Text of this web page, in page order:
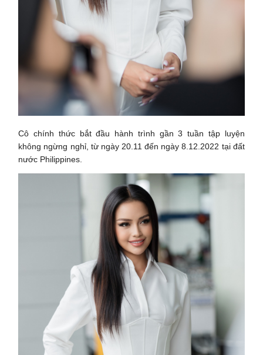
Cô chính thức bắt đầu hành trình gần 3 tuần tập luyện
không ngừng nghỉ, từ ngày 20.11 đến ngày 8.12.2022 tại đất
nước Philippines.